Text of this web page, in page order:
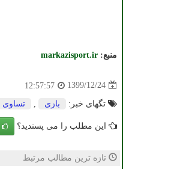
منبع: markazisport.ir
1399/12/24
12:57:57
تگهای خبر: بازی تساوی
این مطلب را می پسندید؟
تازه ترین مطالب مرتبط